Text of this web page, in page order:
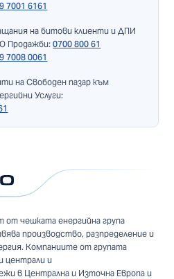
7001 6161
на битови клиенти и ДПИ
Продажби:0700 800 61
7008 0061
на Свободен пазар към
Услуги:
чешката енергийна група
производство, разпределение и
Компаниите от групата
централи и
в Централна и Източна Европа и